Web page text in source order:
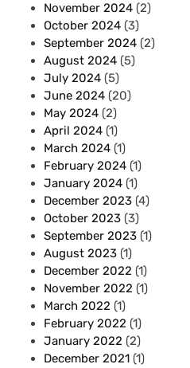
November 2024 (2)
October 2024 (3)
September 2024 (2)
August 2024 (5)
July 2024 (5)
June 2024 (20)
May 2024 (2)
April 2024 (1)
March 2024 (1)
February 2024 (1)
January 2024 (1)
December 2023 (4)
October 2023 (3)
September 2023 (1)
August 2023 (1)
December 2022 (1)
November 2022 (1)
March 2022 (1)
February 2022 (1)
January 2022 (2)
December 2021 (1)